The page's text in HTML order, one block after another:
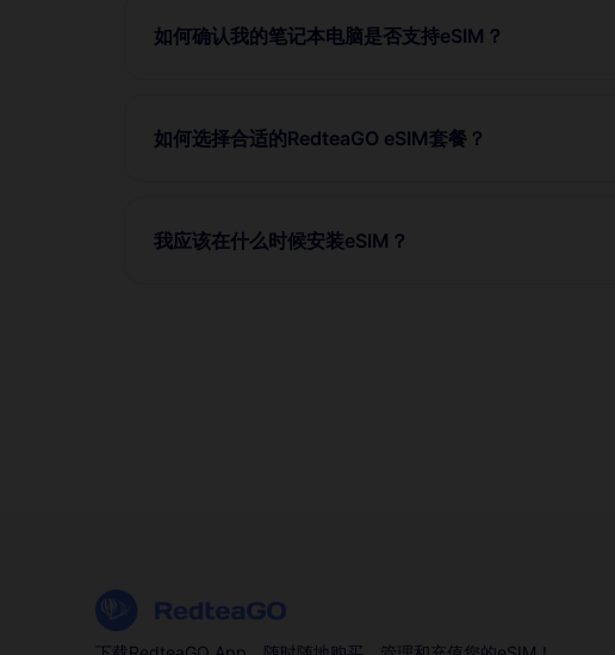
如何确认我的笔记本电脑是否支持eSIM？
如何选择合适的RedteaGO eSIM套餐？
我应该在什么时候安装eSIM？